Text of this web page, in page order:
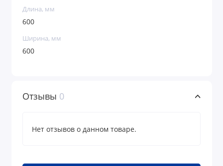
Длина, мм
600
Ширина, мм
600
Отзывы 0
Нет отзывов о данном товаре.